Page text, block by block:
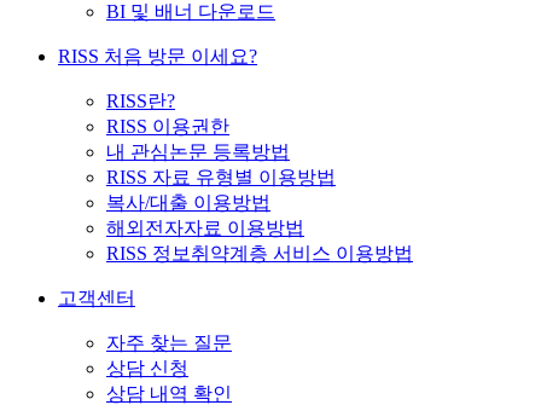
BI 및 배너 다운로드
RISS 처음 방문 이세요?
RISS란?
RISS 이용권한
내 관심논문 등록방법
RISS 자료 유형별 이용방법
복사/대출 이용방법
해외전자자료 이용방법
RISS 정보취약계층 서비스 이용방법
고객센터
자주 찾는 질문
상담 신청
상담 내역 확인